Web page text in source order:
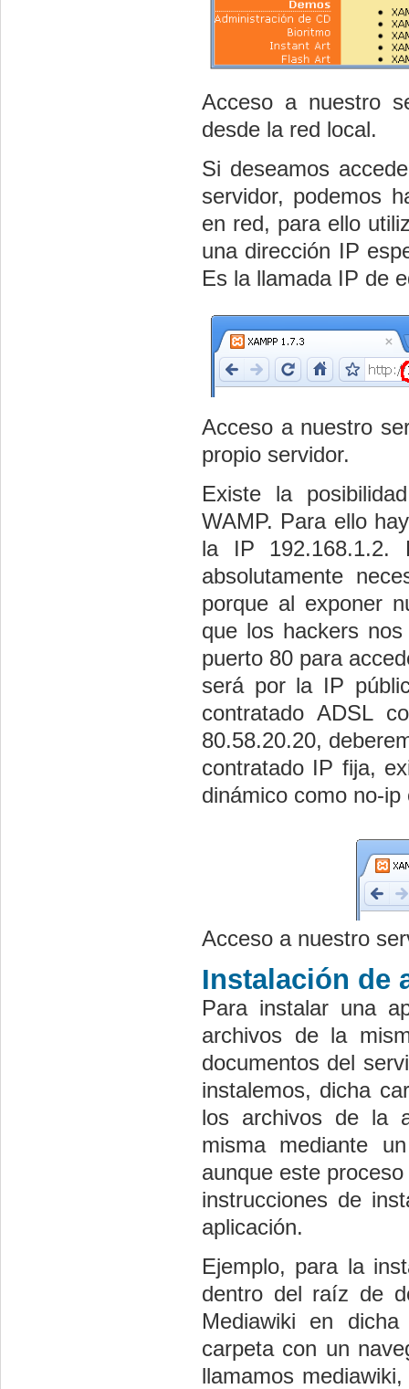
Acceso a nuestro
desde la red local.
Si deseamos
servidor, podemos
en red, para ello
una dirección IP
Es la llamada IP de
Acceso a nuestro
propio servidor.
Existe la
WAMP. Para ello
la IP
absolutamente
porque al exponer
que los hackers
puerto 80 para
será por la IP
contratado ADSL
80.58.20.20,
contratado IP fija,
dinámico como no-
Acceso a nuestro
Instalación de
Para instalar una
archivos de la
documentos del
instalemos, dicha
los archivos de la
misma mediante
aunque este
instrucciones de
aplicación.
Ejemplo, para la
dentro del raíz de
Mediawiki en
carpeta con un
llamamos